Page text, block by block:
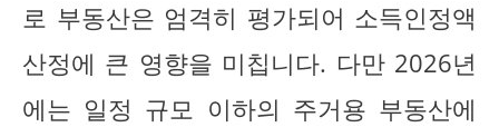
로 부동산은 엄격히 평가되어 소득인정액
산정에 큰 영향을 미칩니다. 다만 2026년
에는 일정 규모 이하의 주거용 부동산에